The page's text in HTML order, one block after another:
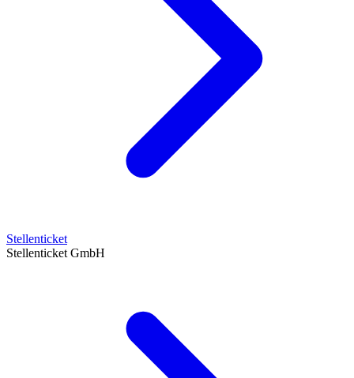
Stellenticket
Stellenticket GmbH